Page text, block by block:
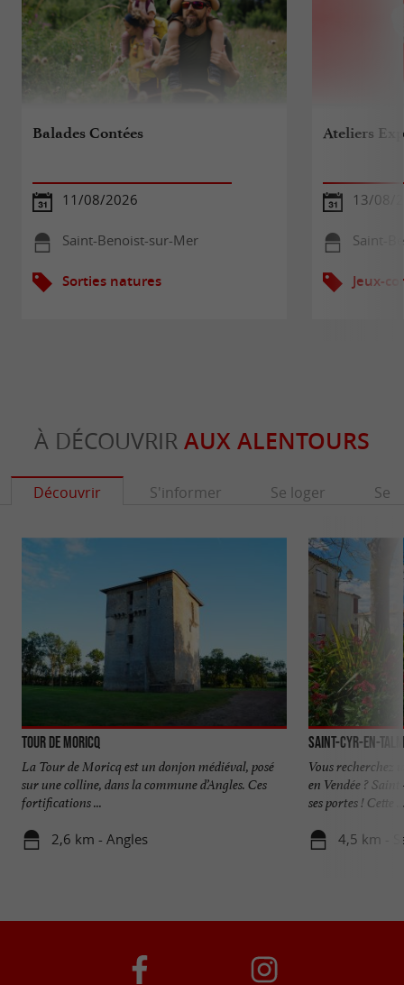
Balades Contées
11/08/2026
Saint-Benoist-sur-Mer
Sorties natures
Ateliers
13/08/
Saint-
Jeux-
À DÉCOUVRIR AUX ALENTOURS
Découvrir S'informer Se loger Se
Tour de Moricq
La Tour de Moricq est un donjon médiéval, posé
sur une colline, dans la commune d’Angles. Ces
fortifications ...
2,6 km - Angles
Saint-Cyr-en-
Vous recherchez
en Vendée ?
ses portes ! Cette ...
4,5 km -